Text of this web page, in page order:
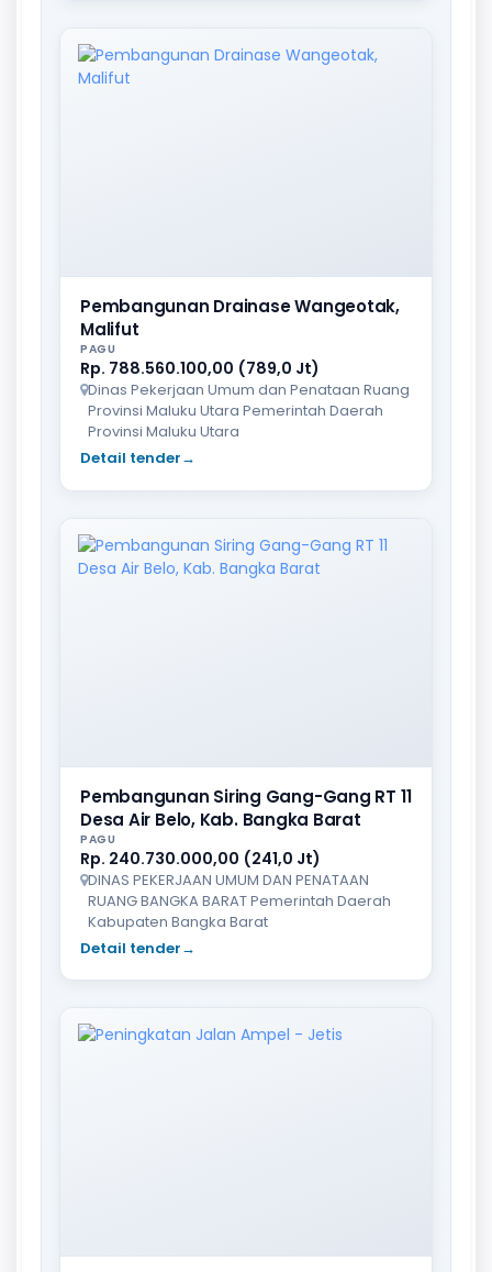
Pembangunan Drainase Wangeotak,
Malifut
PAGU
Rp. 788.560.100,00 (789,0 Jt)
Dinas Pekerjaan Umum dan Penataan Ruang
Provinsi Maluku Utara Pemerintah Daerah
Provinsi Maluku Utara
Detail tender→
Pembangunan Siring Gang-Gang RT 11
Desa Air Belo, Kab. Bangka Barat
PAGU
Rp. 240.730.000,00 (241,0 Jt)
DINAS PEKERJAAN UMUM DAN PENATAAN
RUANG BANGKA BARAT Pemerintah Daerah
Kabupaten Bangka Barat
Detail tender→